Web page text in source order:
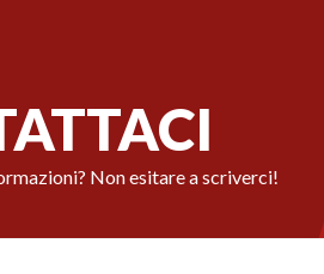
Non esitare a scriverci!